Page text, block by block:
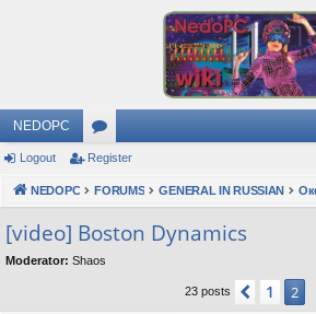
NEDOPC
or
u
s
Logout Register
NEDOPC FORUMS GENERAL IN RUSSIAN
[video] Boston Dynamics
Moderator: Shaos
23 posts Previous
1 2